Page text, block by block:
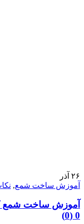
۲۶ آذر
آموزش ساخت شمع,
آموزش ساخت شمع
0 (0)